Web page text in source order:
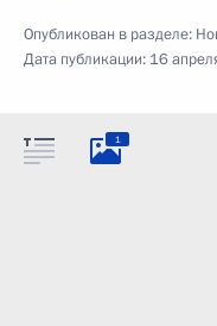
Опубликован в разделе:
Дата публикации: 16
1